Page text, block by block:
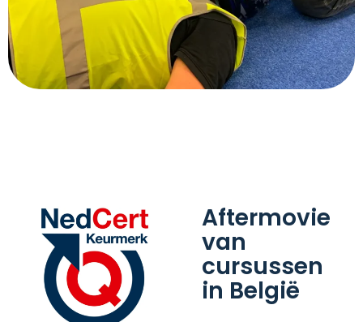
Aftermovie
van
cursussen
in België